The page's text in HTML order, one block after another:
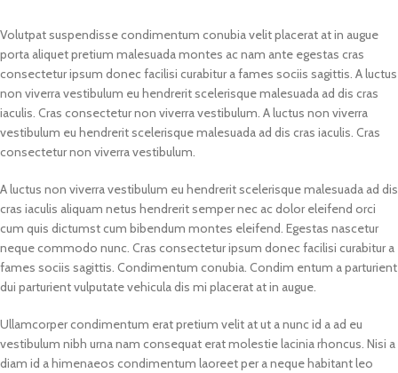
Volutpat suspendisse condimentum conubia velit placerat at in augue
porta aliquet pretium malesuada montes ac nam ante egestas cras
consectetur ipsum donec facilisi curabitur a fames sociis sagittis. A luctus
non viverra vestibulum eu hendrerit scelerisque malesuada ad dis cras
iaculis. Cras consectetur non viverra vestibulum. A luctus non viverra
vestibulum eu hendrerit scelerisque malesuada ad dis cras iaculis. Cras
consectetur non viverra vestibulum.
A luctus non viverra vestibulum eu hendrerit scelerisque malesuada ad dis
cras iaculis aliquam netus hendrerit semper nec ac dolor eleifend orci
cum quis dictumst cum bibendum montes eleifend. Egestas nascetur
neque commodo nunc. Cras consectetur ipsum donec facilisi curabitur a
fames sociis sagittis. Condimentum conubia. Condim entum a parturient
dui parturient vulputate vehicula dis mi placerat at in augue.
Ullamcorper condimentum erat pretium velit at ut a nunc id a ad eu
vestibulum nibh urna nam consequat erat molestie lacinia rhoncus. Nisi a
diam id a himenaeos condimentum laoreet per a neque habitant leo